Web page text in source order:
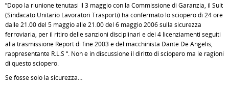
”Dopo la riunione tenutasi il 3 maggio con la Commissione di Garanzia, il Sult
(Sindacato Unitario Lavoratori Trasporti) ha confermato lo sciopero di 24 ore
dalle 21.00 del 5 maggio alle 21.00 del 6 maggio 2006 sulla sicurezza
ferroviaria, per il ritiro delle sanzioni disciplinari e dei 4 licenziamenti seguiti
alla trasmissione Report di fine 2003 e del macchinista Dante De Angelis,
rappresentante R.L.S “. Non è in discussione il diritto di sciopero ma le ragioni
di questo sciopero.
Se fosse solo la sicurezza…